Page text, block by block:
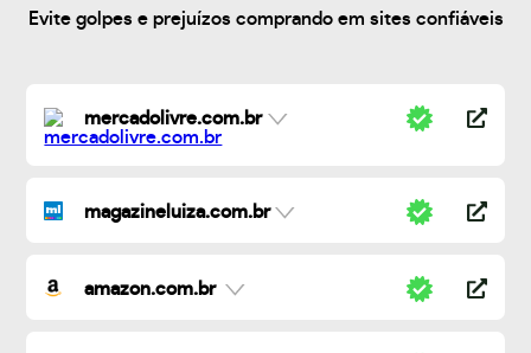
Evite golpes e prejuízos comprando em sites confiáveis
mercadolivre.com.br
magazineluiza.com.br
amazon.com.br